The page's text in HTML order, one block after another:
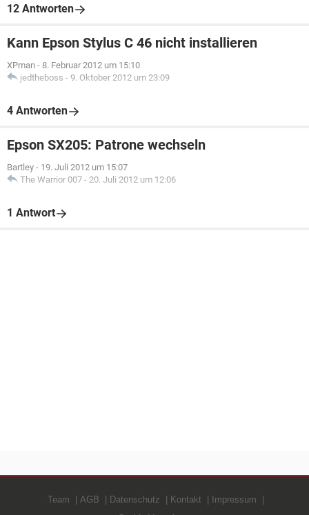
12 Antworten
Kann Epson Stylus C 46 nicht installieren
XPman - 8. Februar 2012 um 15:10
jedtheboss - 9. Oktober 2012 um 23:09
4 Antworten
Epson SX205: Patrone wechseln
Bartley - 19. Juli 2012 um 15:07
The Warrior 007 - 20. Juli 2012 um 12:06
1 Antwort
Team AGB Datenschutz Kontakt
Impressum